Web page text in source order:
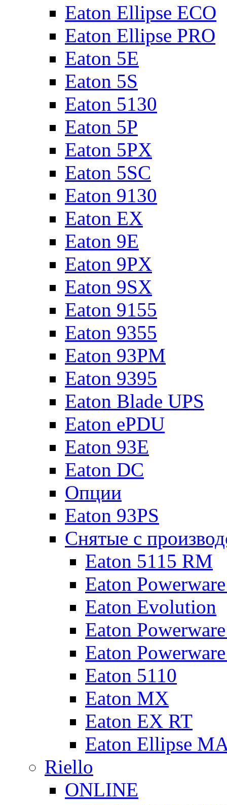
Eaton Ellipse ECO
Eaton Ellipse PRO
Eaton 5E
Eaton 5S
Eaton 5130
Eaton 5P
Eaton 5PX
Eaton 5SC
Eaton 9130
Eaton EX
Eaton 9E
Eaton 9PX
Eaton 9SX
Eaton 9155
Eaton 9355
Eaton 93PM
Eaton 9395
Eaton Blade UPS
Eaton ePDU
Eaton 93E
Eaton DC
Опции
Eaton 93PS
Снятые с
Eaton 5115 RM
Eaton
Eaton Evolution
Eaton
Eaton
Eaton 5110
Eaton MX
Eaton EX RT
Eaton Ellipse
Riello
ONLINE